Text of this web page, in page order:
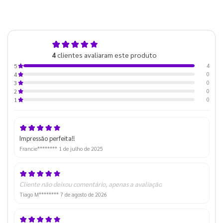
4clientes avaliaram este produto
5
4
4
0
3
0
2
0
1
0
Impressão perfeita!!
Francie******** 1 de julho de 2025
Cliente não deixou comentário, apenas a avaliação
Tiago M******** 7 de agosto de 2026